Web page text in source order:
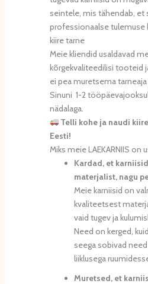
seintele, mis tähendab, et
professionaalse tulemuse
kiire tarne
Meie kliendid usaldavad
kõrgekvaliteedilisi tooteid
ei pea muretsema
Sinuni 1-2
nädalaga.
Telli kohe ja naudi
Eesti!
Miks meie LAEKARNIIS on
Kardad, et
materjalist, nagu
Meie karniisid on
kvaliteetsest
vaid tugev ja
Need on kerged,
seega sobivad
liiklusega
Muretsed, et